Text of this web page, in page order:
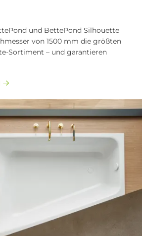
und BettePond Silhouette
von 1500 mm die größten
Sortiment – und garantieren